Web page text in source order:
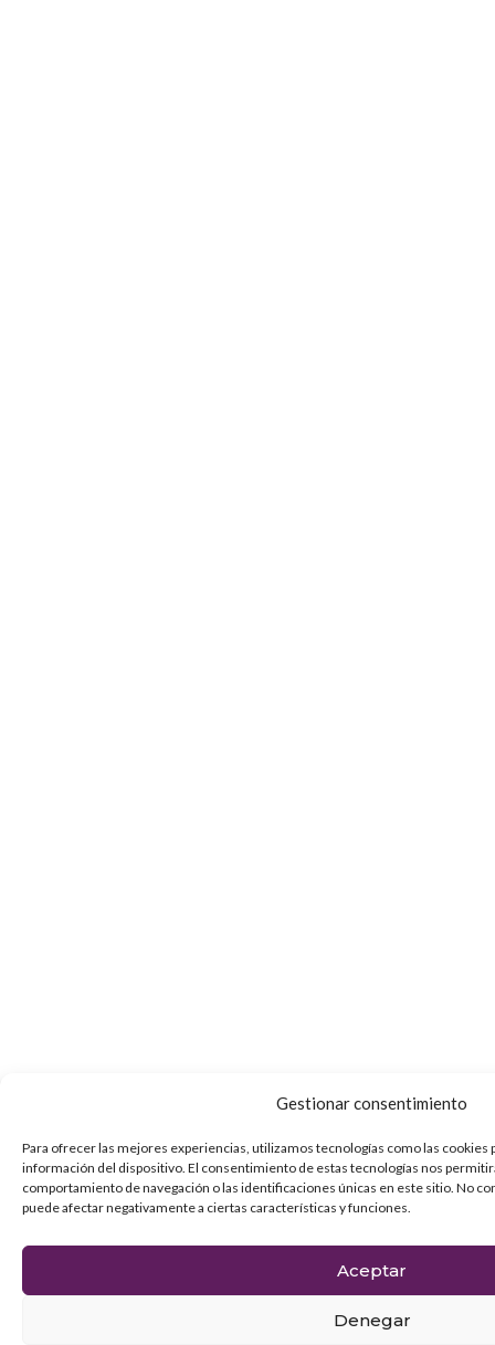
Gestionar consentimiento
Para ofrecer las mejores experiencias, utilizamos tecnologías como las cookies
información del dispositivo. El consentimiento de estas tecnologías nos
comportamiento de navegación o las identificaciones únicas en este sitio. No
puede afectar negativamente a ciertas características y funciones.
Aceptar
Denegar